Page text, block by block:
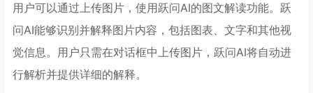
用户可以通过上传图片，使用跃问AI的图文解读功能。跃
问AI能够识别并解释图片内容，包括图表、文字和其他视
觉信息。用户只需在对话框中上传图片，跃问AI将自动进
行解析并提供详细的解释。